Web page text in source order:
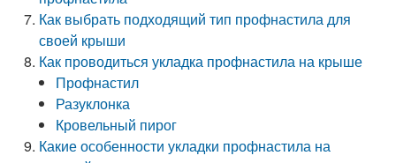
Как выбрать подходящий тип профнастила для
своей крыши
Как проводиться укладка профнастила на крыше
Профнастил
Разуклонка
Кровельный пирог
Какие особенности укладки профнастила на